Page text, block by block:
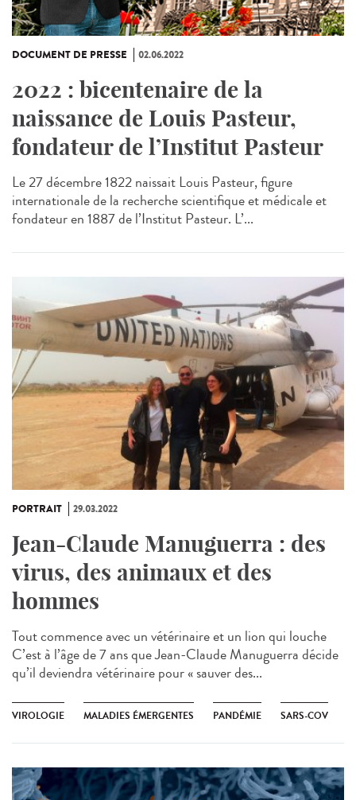
DOCUMENT DE PRESSE 02.06.2022
2022 : bicentenaire de la
naissance de Louis Pasteur,
fondateur de l’Institut Pasteur
Le 27 décembre 1822 naissait Louis Pasteur, figure
internationale de la recherche scientifique et médicale et
fondateur en 1887 de l’Institut Pasteur. L’...
PORTRAIT 29.03.2022
Jean-Claude Manuguerra : des
virus, des animaux et des
hommes
Tout commence avec un vétérinaire et un lion qui louche
C’est à l’âge de 7 ans que Jean-Claude Manuguerra décide
qu’il deviendra vétérinaire pour « sauver des...
VIROLOGIE MALADIES ÉMERGENTES PANDÉMIE SARS-COV